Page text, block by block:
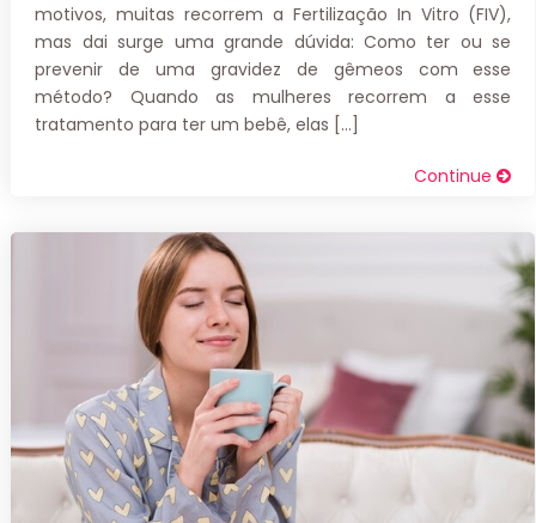
motivos, muitas recorrem a Fertilização In Vitro (FIV),
mas dai surge uma grande dúvida: Como ter ou se
prevenir de uma gravidez de gêmeos com esse
método? Quando as mulheres recorrem a esse
tratamento para ter um bebê, elas […]
Continue